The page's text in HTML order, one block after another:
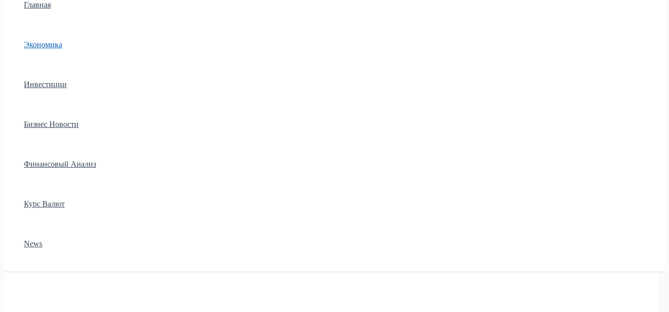
Главная
Экономика
Инвестиции
Бизнес Новости
Финансовый Анализ
Курс Валют
News